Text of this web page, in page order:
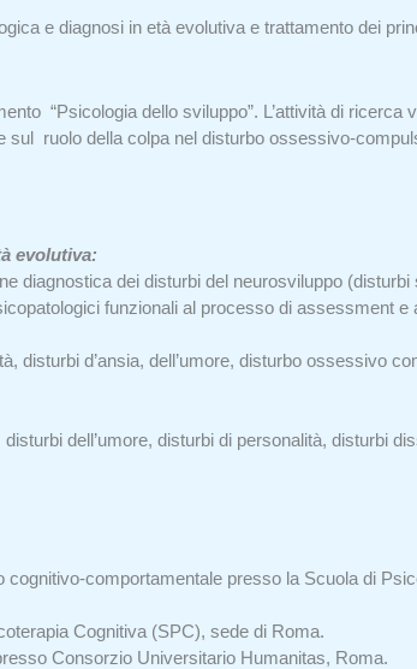
e diagnosi in età evolutiva e trattamento dei
“Psicologia dello sviluppo”. L’attività di
sul ruolo della colpa nel disturbo ossessivo-
evolutiva:
diagnostica dei disturbi del neurosviluppo (disturbi
funzionali al processo di assessment e
disturbi d’ansia, dell’umore, disturbo ossessivo
dell’umore, disturbi di personalità, disturbi
comportamentale presso la Scuola di
Cognitiva (SPC), sede di Roma.
Consorzio Universitario Humanitas, Roma.